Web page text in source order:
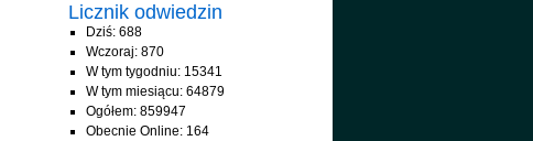
Licznik odwiedzin
Dziś: 688
Wczoraj: 870
W tym tygodniu: 15341
W tym miesiącu: 64879
Ogółem: 859947
Obecnie Online: 164